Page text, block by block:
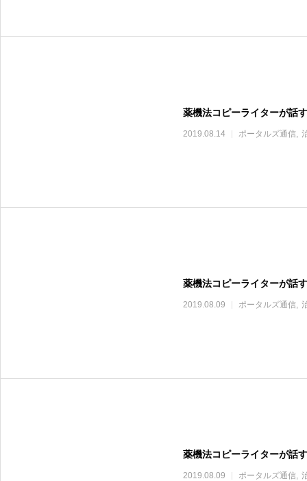
薬機法コピーライターが話
2019.08.14 ポータルズ通信
薬機法コピーライターが話
2019.08.09 ポータルズ通信
薬機法コピーライターが話
2019.08.09 ポータルズ通信